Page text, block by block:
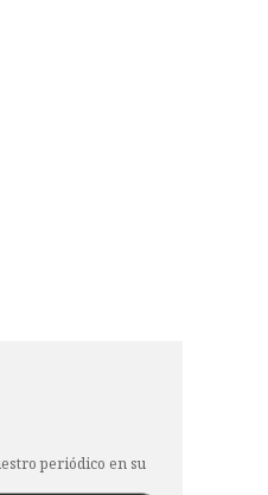
periódico en su